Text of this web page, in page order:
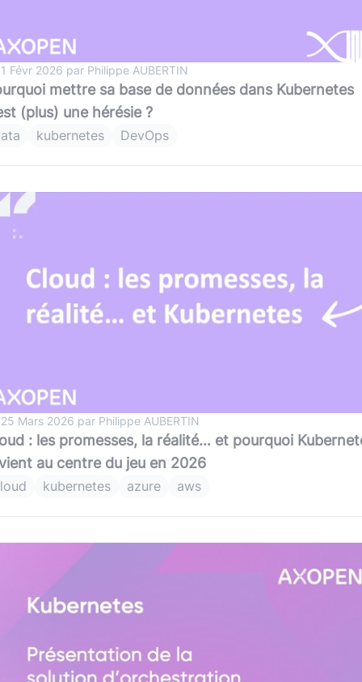
Févr 2026 par Philippe AUBERTIN
mettre sa base de données dans Kubernetes
(plus) une hérésie ?
kubernetes DevOps
Mars 2026 par Philippe AUBERTIN
: les promesses, la réalité… et pourquoi
au centre du jeu en 2026
kubernetes azure aws